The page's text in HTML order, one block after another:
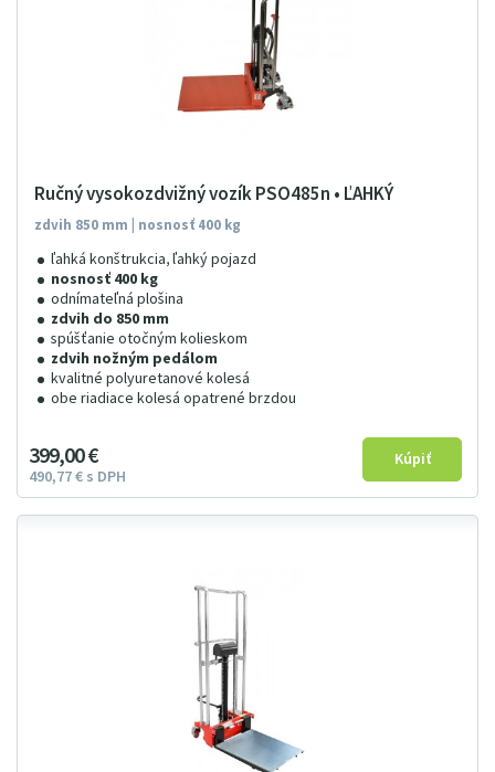
Ručný vysokozdvižný vozík PSO485n • ĽAHKÝ
zdvih 850 mm | nosnosť 400 kg
ľahká konštrukcia, ľahký pojazd
nosnosť 400 kg
odnímateľná plošina
zdvih do 850 mm
spúšťanie otočným kolieskom
zdvih nožným pedálom
kvalitné polyuretanové kolesá
obe riadiace kolesá opatrené brzdou
399 00€
490 77€ s DPH